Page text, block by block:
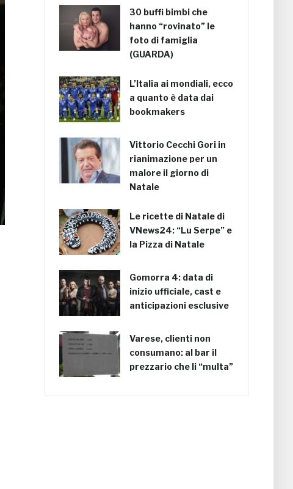
30 buffi bimbi che
hanno “rovinato” le
foto di famiglia
(GUARDA)
L’Italia ai mondiali, ecco
a quanto è data dai
bookmakers
Vittorio Cecchi Gori in
rianimazione per un
malore il giorno di
Natale
Le ricette di Natale di
VNews24: “Lu Serpe” e
la Pizza di Natale
Gomorra 4: data di
inizio ufficiale, cast e
anticipazioni esclusive
Varese, clienti non
consumano: al bar il
prezzario che li “multa”